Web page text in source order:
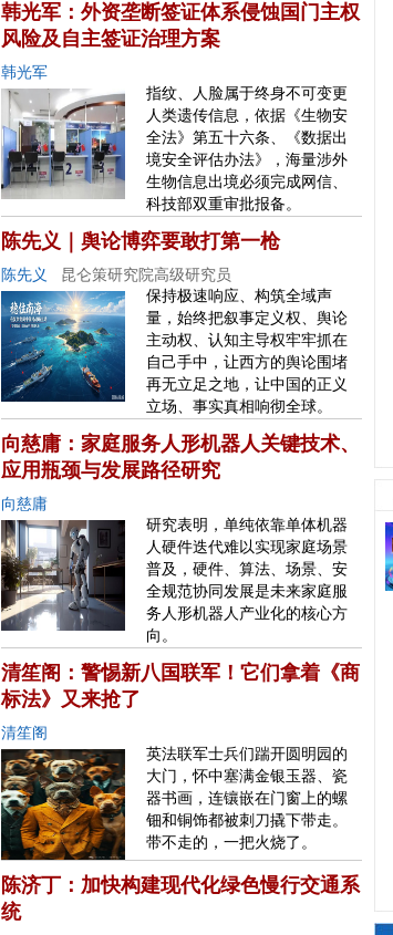
韩光军：外资垄断签证体系侵蚀国门主权
风险及自主签证治理方案
韩光军
指纹、人脸属于终身不可变更
人类遗传信息，依据《生物安
全法》第五十六条、《数据出
境安全评估办法》，海量涉外
生物信息出境必须完成网信、
科技部双重审批报备。
陈先义｜舆论博弈要敢打第一枪
陈先义
昆仑策研究院高级研究员
保持极速响应、构筑全域声
量，始终把叙事定义权、舆论
主动权、认知主导权牢牢抓在
自己手中，让西方的舆论围堵
再无立足之地，让中国的正义
立场、事实真相响彻全球。
向慈庸：家庭服务人形机器人关键技术、
应用瓶颈与发展路径研究
向慈庸
研究表明，单纯依靠单体机器
人硬件迭代难以实现家庭场景
普及，硬件、算法、场景、安
全规范协同发展是未来家庭服
务人形机器人产业化的核心方
向。
清笙阁：警惕新八国联军！它们拿着《商
标法》又来抢了
清笙阁
英法联军士兵们踹开圆明园的
大门，怀中塞满金银玉器、瓷
器书画，连镶嵌在门窗上的螺
钿和铜饰都被刺刀撬下带走。
带不走的，一把火烧了。
陈济丁：加快构建现代化绿色慢行交通系
统